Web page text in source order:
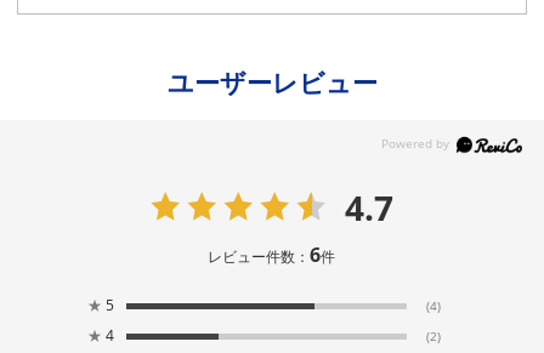
ユーザーレビュー
4.7
レビュー件数：6件
★ 5 (4)
★ 4 (2)